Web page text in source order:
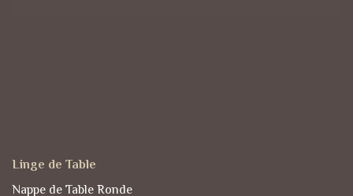
Linge de Table
Nappe de Table Ronde